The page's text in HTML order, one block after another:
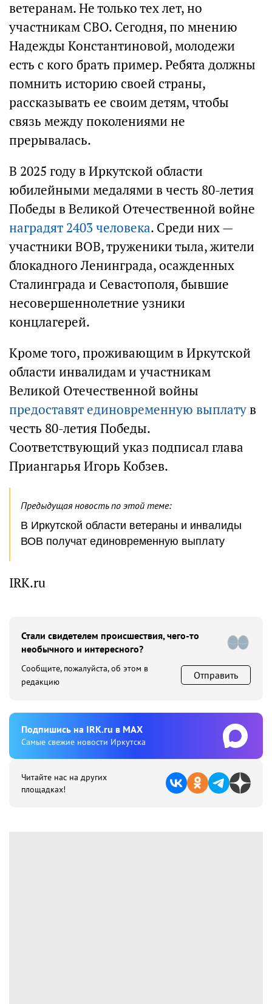
ветеранам. Не только тех лет, но
участникам СВО. Сегодня, по мнению
Надежды Константиновой, молодежи
есть с кого брать пример. Ребята должны
помнить историю своей страны,
рассказывать ее своим детям, чтобы
связь между поколениями не
прерывалась.
В 2025 году в Иркутской области
юбилейными медалями в честь 80-летия
Победы в Великой Отечественной войне
наградят 2403 человека. Среди них —
участники ВОВ, труженики тыла, жители
блокадного Ленинграда, осажденных
Сталинграда и Севастополя, бывшие
несовершеннолетние узники
концлагерей.
Кроме того, проживающим в Иркутской
области инвалидам и участникам
Великой Отечественной войны
предоставят единовременную выплатув
честь 80-летия Победы.
Соответствующий указ подписал глава
Приангарья Игорь Кобзев.
Предыдущая новость по этой теме:
В Иркутской области ветераны и инвалиды
ВОВ получат единовременную выплату
IRK.ru
Стали свидетелем происшествия, чего-то
необычного и интересного?
Сообщите, пожалуйста, об этом в
редакцию
Отправить
Подпишиcь на IRK.ru в MAX
Cамые свежие новости Иркутска
Читайте нас на других
площадках!